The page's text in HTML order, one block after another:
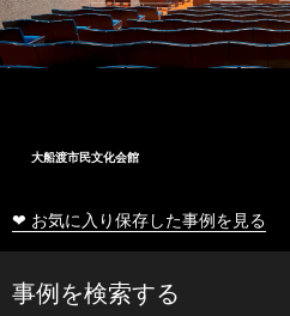
大船渡市民文化会館
❤ お気に入り保存した事例を見る
事例を検索する